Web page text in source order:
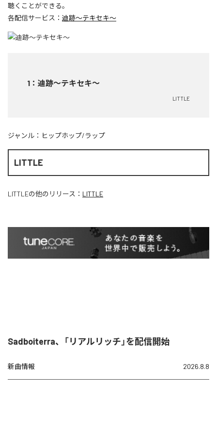
聴くことができる。
各配信サービス： 迪跡〜テキセキ〜
1 ： 迪跡〜テキセキ〜
LITTLE
ジャンル： ヒップホップ/ラップ
LITTLE
LITTLEの他のリリース： LITTLE
Sadboiterra、「リアルリッチ」を配信開始
新曲情報 2026.8.8